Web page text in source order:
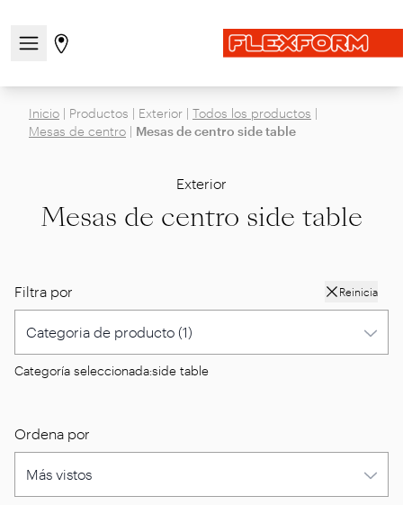
Abre/cierra el menú de navegación
Ir a la página de tiendas
Inicio | Productos | Exterior | Todos los productos |
Mesas de centro | Mesas de centro side table
Exterior
Mesas de centro side table
Filtra por Reinicia
Categoría seleccionada:side table
Ordena por